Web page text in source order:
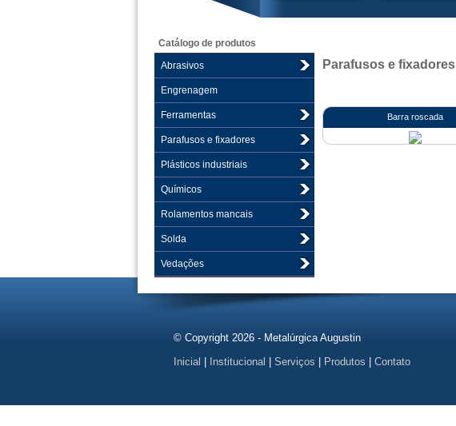
Catálogo de produtos
Abrasivos
Engrenagem
Ferramentas
Parafusos e fixadores
Plásticos industriais
Químicos
Rolamentos mancais
Solda
Vedações
Parafusos e fixadores
Barra roscada
© Copyright 2026 - Metalúrgica Augustin
Inicial
Institucional Serviços Produtos Contato